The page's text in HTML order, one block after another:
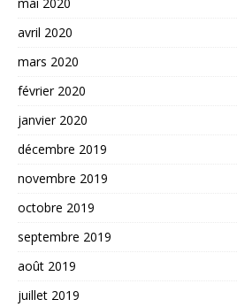
avril 2020
mars 2020
février 2020
janvier 2020
décembre 2019
novembre 2019
octobre 2019
septembre 2019
août 2019
juillet 2019